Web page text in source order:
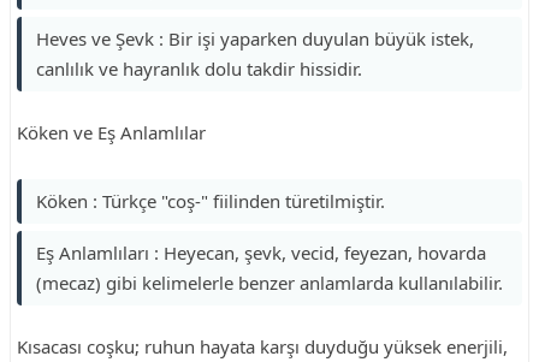
Heves ve Şevk : Bir işi yaparken duyulan büyük istek,
canlılık ve hayranlık dolu takdir hissidir.
Köken ve Eş Anlamlılar
Köken : Türkçe "coş-" fiilinden türetilmiştir.
Eş Anlamlıları : Heyecan, şevk, vecid, feyezan, hovarda
(mecaz) gibi kelimelerle benzer anlamlarda kullanılabilir.
Kısacası coşku; ruhun hayata karşı duyduğu yüksek enerjili,